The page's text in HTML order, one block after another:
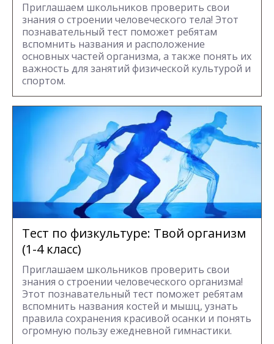
Приглашаем школьников проверить свои
знания о строении человеческого тела! Этот
познавательный тест поможет ребятам
вспомнить названия и расположение
основных частей организма, а также понять их
важность для занятий физической культурой и
спортом.
Тест по физкультуре: Твой организм
(1-4 класс)
Приглашаем школьников проверить свои
знания о строении человеческого организма!
Этот познавательный тест поможет ребятам
вспомнить названия костей и мышц, узнать
правила сохранения красивой осанки и понять
огромную пользу ежедневной гимнастики.